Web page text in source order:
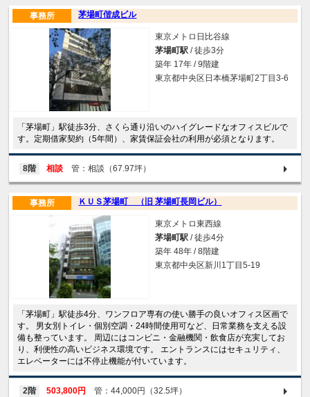
茅場町偕成ビル
事務所
東京メトロ日比谷線
茅場町駅 / 徒歩3分
築年 17年 / 9階建
東京都中央区日本橋茅場町2丁目3-6
「茅場町」駅徒歩3分、さくら通り沿いのハイグレードなオフィスビルで
す。定期借家契約（5年間）、家賃保証会社の利用が必須となります。
8階 相談 管：相談（67.97坪）
ＫＵＳ茅場町 （旧 茅場町長岡ビル）
事務所
東京メトロ東西線
茅場町駅 / 徒歩4分
築年 48年 / 8階建
東京都中央区新川1丁目5-19
「茅場町」駅徒歩4分、ワンフロア専有の使い勝手の良いオフィス区画で
す。 男女別トイレ・個別空調・24時間使用可など、日常業務を支える設
備も整っています。 周辺にはコンビニ・金融機関・飲食店が充実してお
り、利便性の高いビジネス環境です。 エントランスにはセキュリティ、
エレベーターには不停止機能が付いています。
2階 503,800円 管：44,000円（32.5坪）